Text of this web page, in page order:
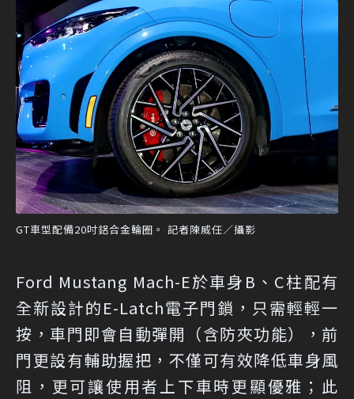
GT車型配備20吋鋁合金輪圈。 記者陳威任／攝影
Ford Mustang Mach-E於車身B、C柱配有
全新設計的E-Latch電子門鎖，只需輕輕一
按，車門即會自動彈開（含防夾功能），前
門更設有輔助握把，不僅可有效降低車身風
阻，更可讓使用者上下車時更顯優雅；此